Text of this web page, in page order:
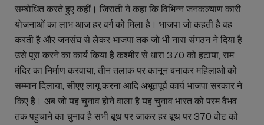
सम्बोधित करते हुए कहीं। जिराती ने कहा कि विभिन्न जनकल्याण कारी
योजनाओं का लाभ आज हर वर्ग को मिला है। भाजपा जो कहती है वह
करती है और जनसंघ से लेकर भाजपा तक जो भी नारा संगठन ने दिया है
उसे पूरा करने का कार्य किया है कश्मीर से धारा 370 को हटाया, राम
मंदिर का निर्माण करवाया, तीन तलाक पर कानून बनाकर महिलाओ को
सम्मान दिलाया, सीएए लागू करना आदि अभूतपूर्व कार्य भाजपा सरकार ने
किए है। अब जो यह चुनाव होने वाला है यह चुनाव भारत को परम वैभव
तक पहुचाने का चुनाव है सभी बूथ पर जाकर हर बूथ पर 370 वोट को